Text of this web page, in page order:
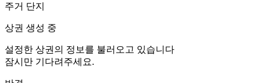
주거 단지
상권 생성 중
설정한 상권의 정보를 불러오고 있습니다
잠시만 기다려주세요.